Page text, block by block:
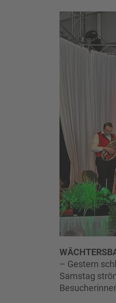
– Gestern
Samstag